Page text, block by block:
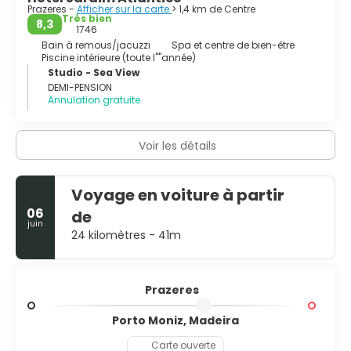
Prazeres - Afficher sur la carte > 1,4 km de Centre
8,3
Très bien
1746
Bain à remous/jacuzzi
Spa et centre de bien-être
Piscine intérieure (toute l''''année)
Studio - Sea View
DEMI-PENSION
Annulation gratuite
Voir les détails
06
juin
Voyage en voiture à partir
de
24 kilomètres - 41m
Prazeres
Porto Moniz, Madeira
Carte ouverte